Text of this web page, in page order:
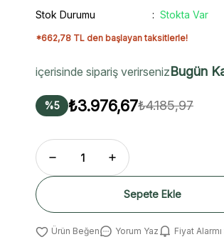
Stok Durumu
Stokta Var
*662,78 TL den başlayan taksitlerle!
içerisinde sipariş verirsenizBugün
%5 ₺3.976,67₺4.185,97
Sepete Ekle
Yorum Yaz Fiyat Alarmı